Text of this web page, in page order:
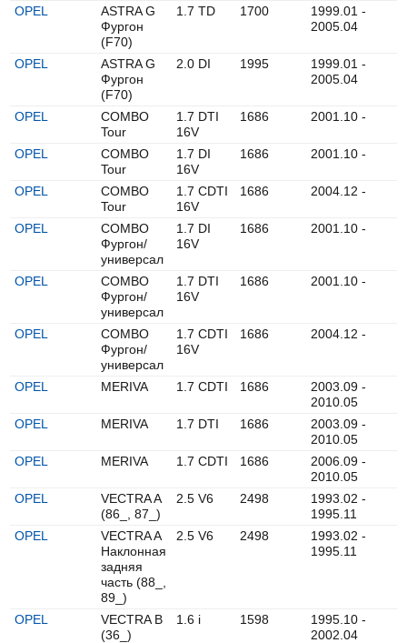
OPEL
ASTRA G
Фургон
(F70)
1.7 TD 1700
1999.01 -
2005.04
OPEL
ASTRA G
Фургон
(F70)
2.0 DI 1995
1999.01 -
2005.04
OPEL
COMBO
Tour
1.7 DTI
16V
1686 2001.10 -
OPEL
COMBO
Tour
1.7 DI
16V
1686 2001.10 -
OPEL
COMBO
Tour
1.7 CDTI
16V
1686 2004.12 -
OPEL
COMBO
Фургон/
универсал
1.7 DI
16V
1686 2001.10 -
OPEL
COMBO
Фургон/
универсал
1.7 DTI
16V
1686 2001.10 -
OPEL
COMBO
Фургон/
универсал
1.7 CDTI
16V
1686 2004.12 -
OPEL MERIVA 1.7 CDTI 1686
2003.09 -
2010.05
OPEL
MERIVA 1.7 DTI 1686
2003.09 -
2010.05
OPEL
MERIVA 1.7 CDTI 1686
2006.09 -
2010.05
OPEL
VECTRA A
(86_, 87_)
2.5 V6 2498
1993.02 -
1995.11
OPEL
VECTRA A
Наклонная
задняя
часть (88_,
89_)
2.5 V6 2498
1993.02 -
1995.11
OPEL
VECTRA B
(36_)
1.6 i 1598
1995.10 -
2002.04